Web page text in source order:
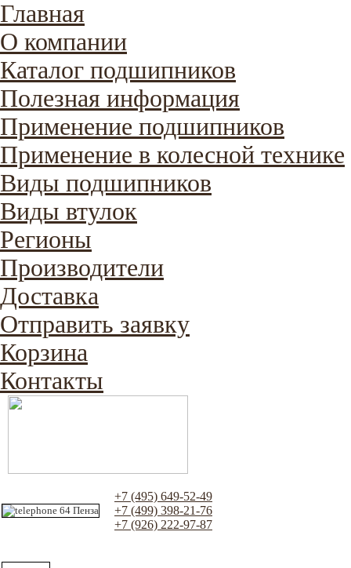
Главная
О компании
Каталог подшипников
Полезная информация
Применение подшипников
Применение в колесной технике
Виды подшипников
Виды втулок
Регионы
Производители
Доставка
Отправить заявку
Корзина
Контакты
+7 (495) 649-52-49
+7 (499) 398-21-76
+7 (926) 222-97-87